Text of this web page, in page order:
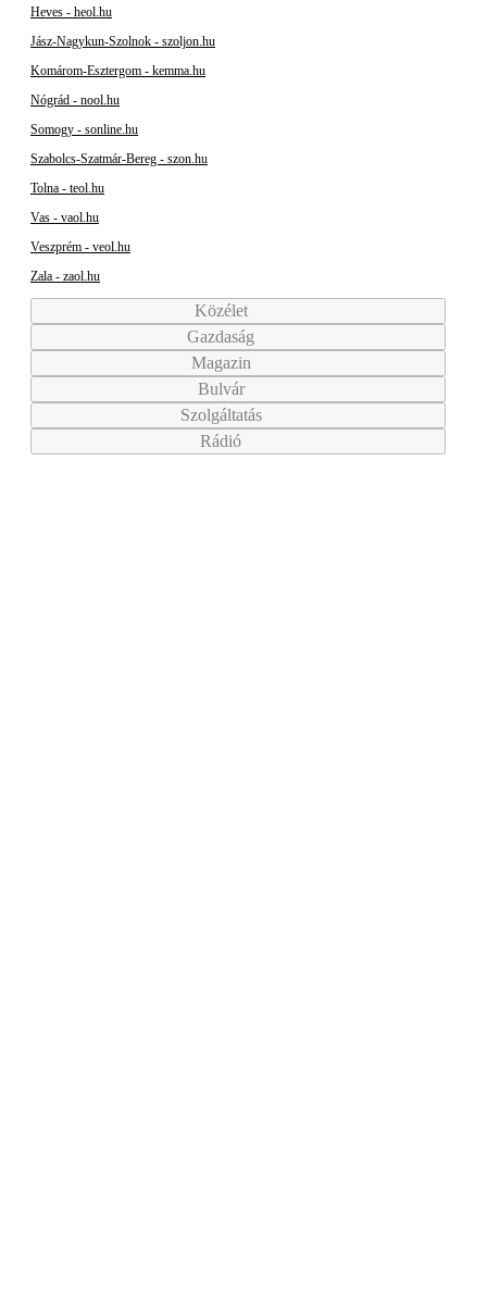
Heves - heol.hu
Jász-Nagykun-Szolnok - szoljon.hu
Komárom-Esztergom - kemma.hu
Nógrád - nool.hu
Somogy - sonline.hu
Szabolcs-Szatmár-Bereg - szon.hu
Tolna - teol.hu
Vas - vaol.hu
Veszprém - veol.hu
Zala - zaol.hu
Közélet
Gazdaság
Magazin
Bulvár
Szolgáltatás
Rádió